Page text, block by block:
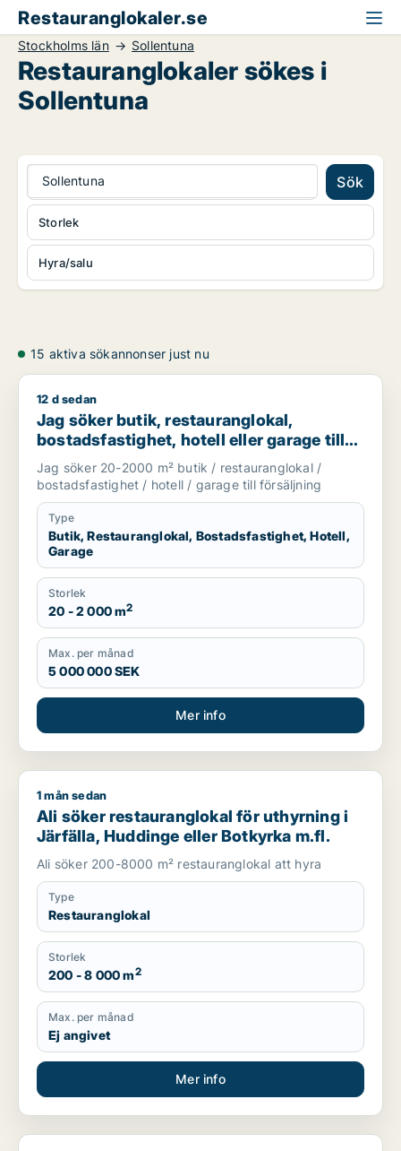
Restauranglokaler.se
Stockholms län Sollentuna
Restauranglokaler sökes i
Sollentuna
Sollentuna Sök
Hyra/salu
Storlek
15 aktiva sökannonser just nu
Jag söker butik, restauranglokal, bostadsfastighet, hotell
12 d sedan
Jag söker butik, restauranglokal,
bostadsfastighet, hotell eller garage till
salu i Stockholms län
Jag söker 20-2000 m² butik / restauranglokal /
bostadsfastighet / hotell / garage till försäljning
Type
Butik, Restauranglokal, Bostadsfastighet, Hotell,
Garage
Storlek
20 - 2 000 m2
Max. per månad
5 000 000 SEK
Mer info
Ali söker restauranglokal för uthyrning i Järfälla, Huddinge
1 mån sedan
Ali söker restauranglokal för uthyrning i
Järfälla, Huddinge eller Botkyrka m.fl.
Ali söker 200-8000 m² restauranglokal att hyra
Type
Restauranglokal
Storlek
200 - 8 000 m2
Max. per månad
Ej angivet
Mer info